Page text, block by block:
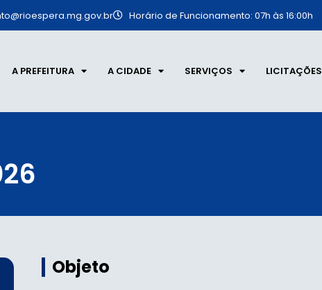
Horário de Funcionamento: 07h às 16:00h
A PREFEITURA A CIDADE SERVIÇOS LICITAÇÕES
Objeto